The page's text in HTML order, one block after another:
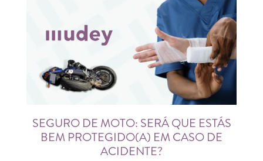
SEGURO DE MOTO: SERÁ QUE ESTÁS
BEM PROTEGIDO(A) EM CASO DE
ACIDENTE?